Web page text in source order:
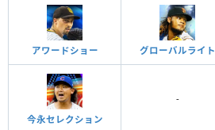
アワードショー グローバルライト
今永セレクション
-